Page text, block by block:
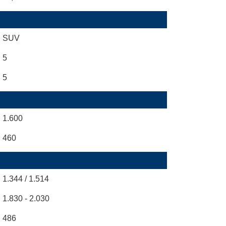
SUV
5
5
1.600
460
1.344 / 1.514
1.830 - 2.030
486